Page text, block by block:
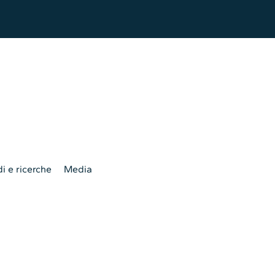
e ricerche Media